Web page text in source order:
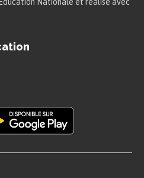
par exemple de voir
plus haut) et que la
bleu clair).
voiture reste le moyen